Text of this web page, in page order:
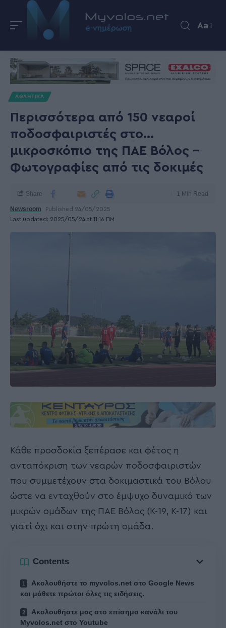
Aa
ΑΘΛΗΤΙΚΑ
Περισσότερα από 150 νεαροί
ποδοσφαιριστές στο…
μικροσκόπιο της ΠΑΕ Βόλος –
Φωτογραφίες από τις δοκιμές
Last updated: 2025/05/24 at 11:16 ΠΜ
Newsroom Published 24/05/2025
Share 1 Min Read
Κάθε προσδοκία ξεπέρασε και φέτος η
ανταπόκριση των νεαρών ποδοσφαιριστών
που συμμετέχουν στα δοκιμαστικά του Βόλου
ώστε να ενταχθούν στο έμψυχο δυναμικό των
μικρών ομάδων της ΠΑΕ Βόλος (Κ-19, Κ-17) και
γιατί όχι και στην πρώτη ομάδα.
Contents
Ακολουθήστε το myvolos.net στο Google News
και μάθετε πρώτοι όλες τις ειδήσεις.
Ακολουθήστε μας στο επίσημο κανάλι του
Myvolos.net στο Youtube